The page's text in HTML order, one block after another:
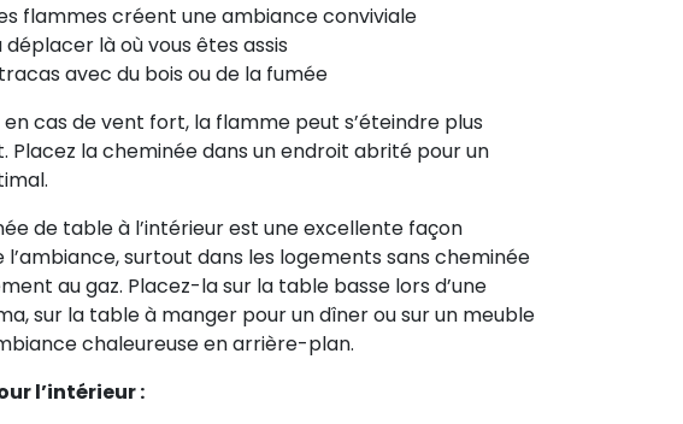
flammes créent une ambiance conviviale
déplacer là où vous êtes assis
avec du bois ou de la fumée
en cas de vent fort, la flamme peut s’éteindre plus
Placez la cheminée dans un endroit abrité pour un
de table à l’intérieur est une excellente façon
l’ambiance, surtout dans les logements sans cheminée
au gaz. Placez-la sur la table basse lors d’une
sur la table à manger pour un dîner ou sur un meuble
chaleureuse en arrière-plan.
l’intérieur :